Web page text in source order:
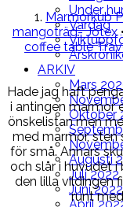
Under
Vardag
ARKIV
Mars
Oktober
Augusti
Juli 2022
Juni 2022
1. Marmorkub
mangoträd- Jotex
coffee table
Hade jag haft
i antingen marmor
önskelistan men
med marmor, sten
för små. Annars
och slår i huvudet i
den lilla vildingen
runt